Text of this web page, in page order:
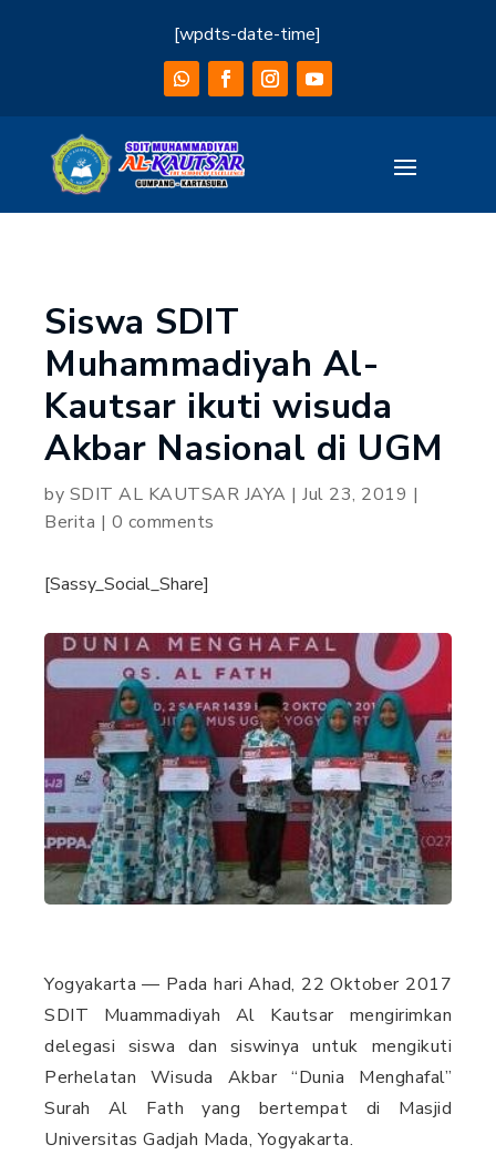
[wpdts-date-time]
Siswa SDIT
Muhammadiyah Al-
Kautsar ikuti wisuda
Akbar Nasional di UGM
by SDIT AL KAUTSAR JAYA | Jul 23, 2019 |
Berita | 0 comments
[Sassy_Social_Share]
Yogyakarta — Pada hari Ahad, 22 Oktober 2017
SDIT Muammadiyah Al Kautsar mengirimkan
delegasi siswa dan siswinya untuk mengikuti
Perhelatan Wisuda Akbar “Dunia Menghafal”
Surah Al Fath yang bertempat di Masjid
Universitas Gadjah Mada, Yogyakarta.